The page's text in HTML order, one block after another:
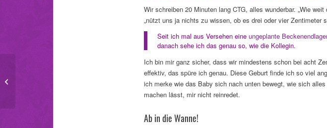
Wir schreiben 20 Minuten lang CTG, alles wunderbar. „Wie
„nützt uns ja nichts zu wissen, ob es drei oder vier Zentimeter
Seit ich mal aus Versehen eine ungeplante
danach sehe ich das genau so, wie die Kollegin.
Ich bin mir ganz sicher, dass wir mindestens schon bei acht
effektiv, das spüre ich genau. Diese Geburt finde ich so viel
ich merke wie das Baby sich nach unten bewegt, wie sich
machen lässt, mir nicht reinredet.
Ab in die Wanne!